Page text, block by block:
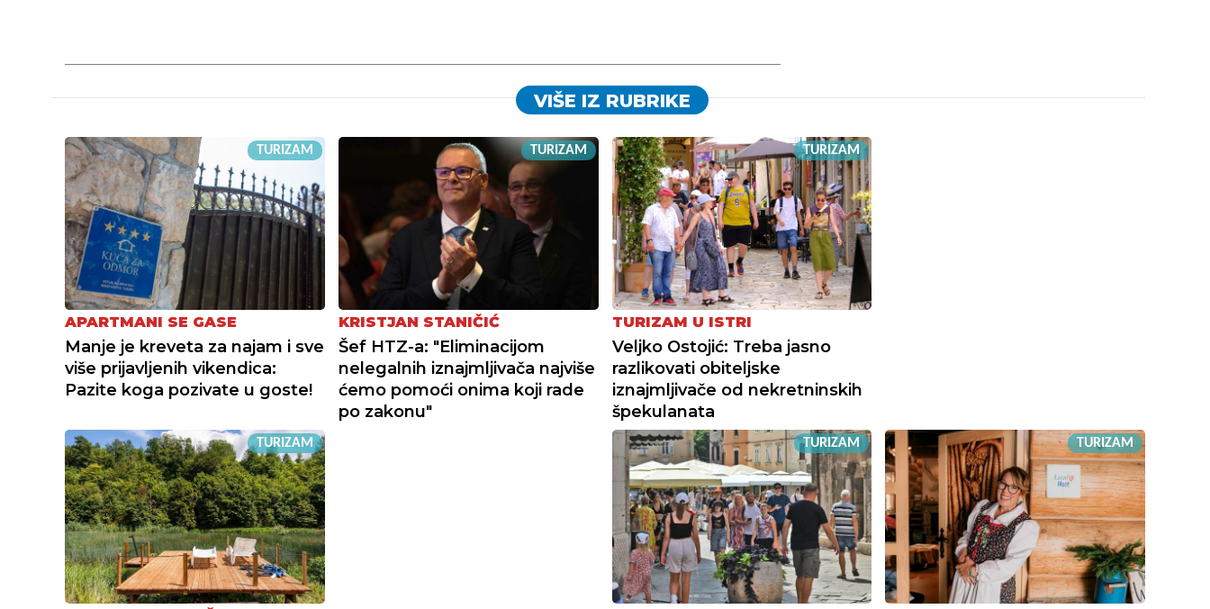
VIŠE IZ RUBRIKE
TURIZAM
APARTMANI SE GASE
Manje je kreveta za najam i sve
više prijavljenih vikendica:
Pazite koga pozivate u goste!
TURIZAM
KRISTJAN STANIČIĆ
Šef HTZ-a: "Eliminacijom
nelegalnih iznajmljivača najviše
ćemo pomoći onima koji rade
po zakonu"
TURIZAM
TURIZAM U ISTRI
Veljko Ostojić: Treba jasno
razlikovati obiteljske
iznajmljivače od nekretninskih
špekulanata
TURIZAM TURIZAM TURIZAM